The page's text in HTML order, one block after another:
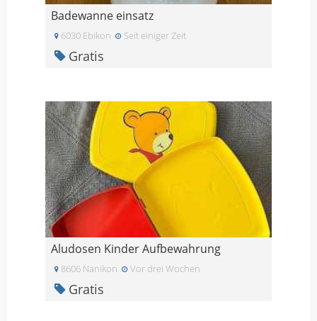
Badewanne einsatz
6030 Ebikon Seit einiger Zeit
Gratis
Aludosen Kinder Aufbewahrung
8606 Nanikon Vor drei Wochen
Gratis